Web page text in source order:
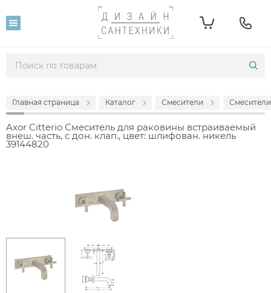
Главная страница Каталог Смесители
Axor Citterio Смеситель для раковины встраиваемый
внеш. часть, с дон. клап., цвет: шлифован. никель
39144820